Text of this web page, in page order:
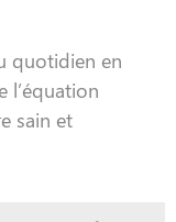
quotidien en
l’équation
sain et